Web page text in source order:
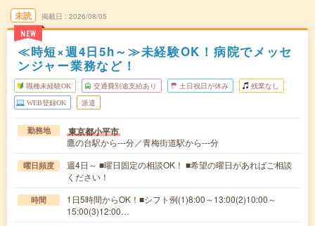
未読
NEW
掲載日 2026/08/05
≪時短×週4日5h～≫未経験OK！病院でメッセ
ンジャー業務など！
職種未経験OK 交通費別途支給あり 土日祝日が休み 残業なし
WEB登録OK 派遣
勤務地 東京都小平市
鷹の台駅から---分／青梅街道駅から---分
曜日頻度
週4日～ ■曜日固定の相談OK！ ■希望の曜日があればご相談
ください！
時間
1日5時間からOK！■シフト例(1)8:00～13:00(2)10:00～
15:00(3)12:00…